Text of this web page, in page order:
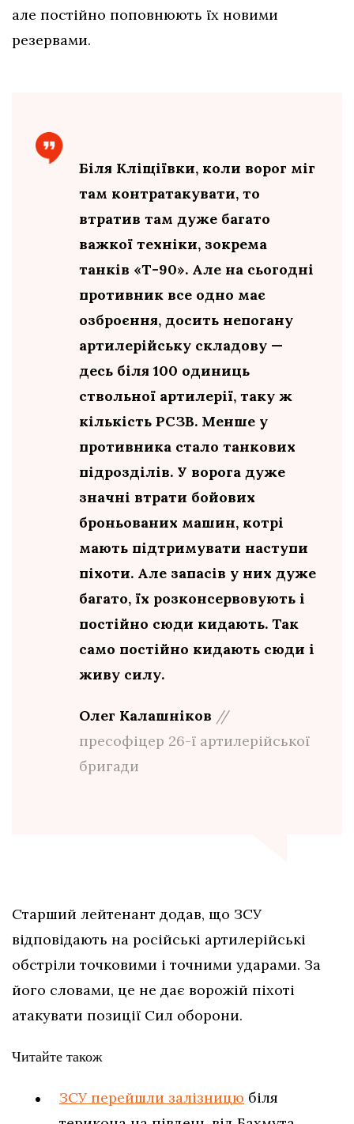
але постійно поповнюють їх новими
резервами.
Біля Кліщіївки, коли ворог міг
там контратакувати, то
втратив там дуже багато
важкої техніки, зокрема
танків «Т-90». Але на сьогодні
противник все одно має
озброєння, досить непогану
артилерійську складову —
десь біля 100 одиниць
ствольної артилерії, таку ж
кількість РСЗВ. Менше у
противника стало танкових
підрозділів. У ворога дуже
значні втрати бойових
броньованих машин, котрі
мають підтримувати наступи
піхоти. Але запасів у них дуже
багато, їх розконсервовують і
постійно сюди кидають. Так
само постійно кидають сюди і
живу силу.
Олег Калашніков //
пресофіцер 26-ї артилерійської
бригади
Старший лейтенант додав, що ЗСУ
відповідають на російські артилерійські
обстріли точковими і точними ударами. За
його словами, це не дає ворожій піхоті
атакувати позиції Сил оборони.
Читайте також
ЗСУ перейшли залізницю біля